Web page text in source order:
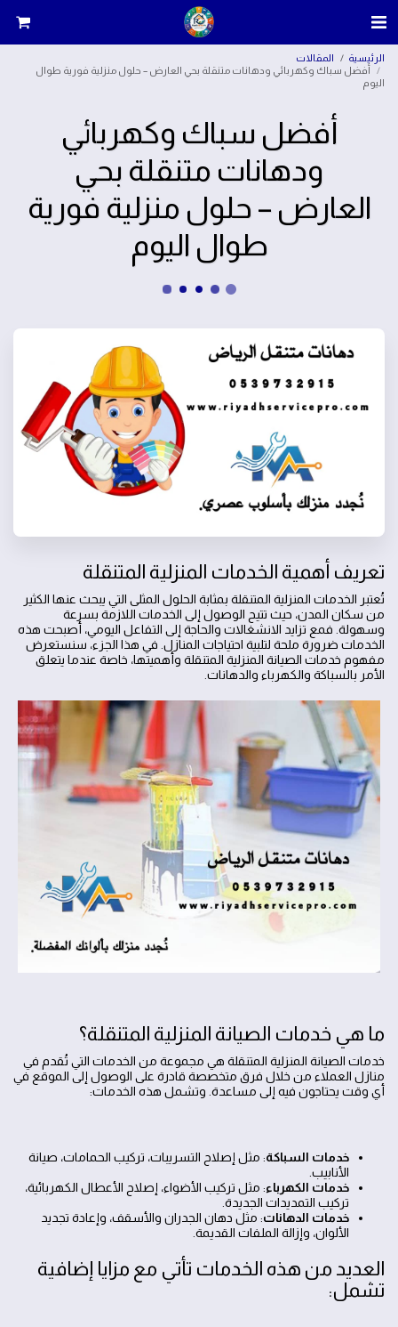
الرئيسية
المقالات
أفضل سباك وكهربائي ودهانات متنقلة بحي العارض – حلول منزلية فورية طوال
اليوم
أفضل سباك وكهربائي
ودهانات متنقلة بحي
العارض – حلول منزلية فورية
طوال اليوم
تعريف أهمية الخدمات المنزلية المتنقلة
تُعتبر الخدمات المنزلية المتنقلة بمثابة الحلول المثلى التي يبحث عنها الكثير
من سكان المدن، حيث تتيح الوصول إلى الخدمات اللازمة بسرعة
وسهولة. فمع تزايد الانشغالات والحاجة إلى التفاعل اليومي، أصبحت هذه
الخدمات ضرورة ملحة لتلبية احتياجات المنازل. في هذا الجزء، سنستعرض
مفهوم خدمات الصيانة المنزلية المتنقلة وأهميتها، خاصة عندما يتعلق
الأمر بالسباكة والكهرباء والدهانات.
ما هي خدمات الصيانة المنزلية المتنقلة؟
خدمات الصيانة المنزلية المتنقلة هي مجموعة من الخدمات التي تُقدم في
منازل العملاء من خلال فرق متخصصة قادرة على الوصول إلى الموقع في
أي وقت يحتاجون فيه إلى مساعدة. وتشمل هذه الخدمات:
خدمات السباكة: مثل إصلاح التسريبات، تركيب الحمامات، صيانة
الأنابيب.
خدمات الكهرباء: مثل تركيب الأضواء، إصلاح الأعطال الكهربائية،
تركيب التمديدات الجديدة.
خدمات الدهانات: مثل دهان الجدران والأسقف، وإعادة تجديد
الألوان، وإزالة الملفات القديمة.
العديد من هذه الخدمات تأتي مع مزايا إضافية
تشمل: